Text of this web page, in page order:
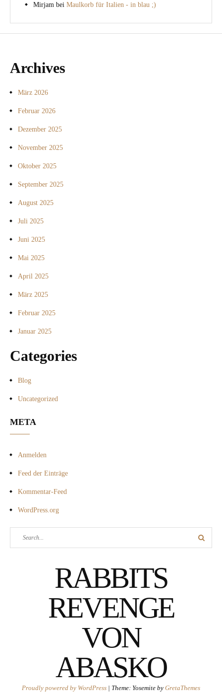
Mirjam bei Maulkorb für Italien - in blau ;)
Archives
März 2026
Februar 2026
Dezember 2025
November 2025
Oktober 2025
September 2025
August 2025
Juli 2025
Juni 2025
Mai 2025
April 2025
März 2025
Februar 2025
Januar 2025
Categories
Blog
Uncategorized
META
Anmelden
Feed der Einträge
Kommentar-Feed
WordPress.org
Search
for:
Search
RABBITS
REVENGE
VON
ABASKO
Proudly powered by WordPress | Theme: Yosemite by GretaThemes